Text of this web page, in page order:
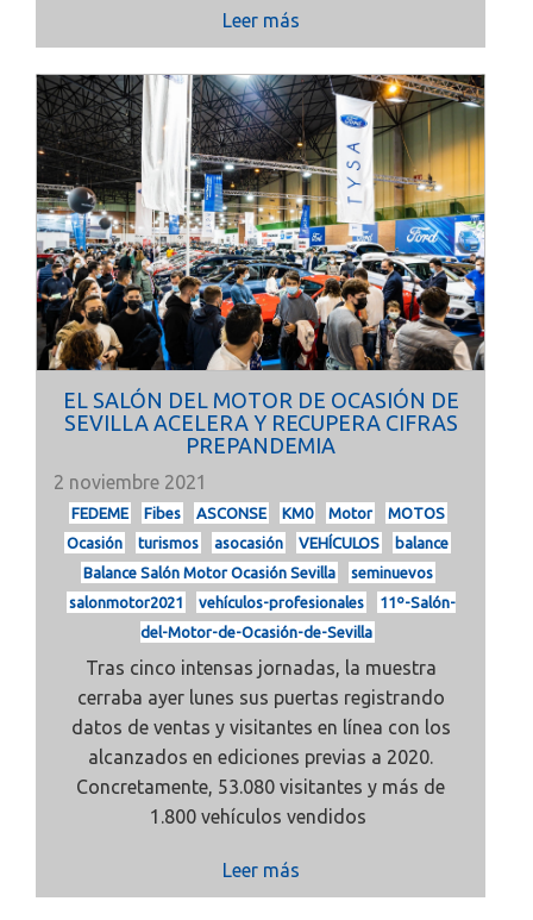
Leer más
EL SALÓN DEL MOTOR DE OCASIÓN DE
SEVILLA ACELERA Y RECUPERA CIFRAS
PREPANDEMIA
2 noviembre 2021
FEDEME Fibes ASCONSE KM0 Motor
MOTOS
Ocasión
turismos asocasión VEHÍCULOS
balance
Balance Salón Motor Ocasión Sevilla
seminuevos
salonmotor2021
vehículos-profesionales
11º-Salón-
del-Motor-de-Ocasión-de-Sevilla
Tras cinco intensas jornadas, la muestra
cerraba ayer lunes sus puertas registrando
datos de ventas y visitantes en línea con los
alcanzados en ediciones previas a 2020.
Concretamente, 53.080 visitantes y más de
1.800 vehículos vendidos
Leer más